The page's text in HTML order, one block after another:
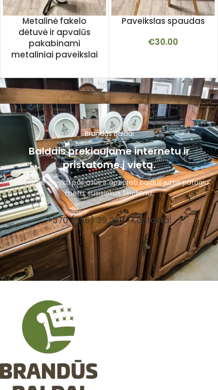
Metalinė fakelo
dėtuvė ir apvalūs
pakabinami
metaliniai paveikslai
Paveikslas spaudas
€30.00
Brandūs Baldai
Baldais prekiaujame internetu ir
pristatome į vietą.
Kviečiame atvykti pas mus ir apžiūrėti baldus jums patogiu
metu, susisiekus telefonu.
+370 (656) 39 287 Kontaktai